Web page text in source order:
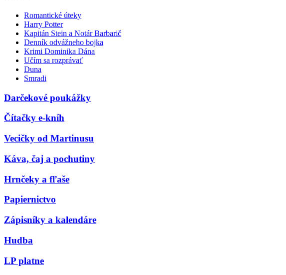
Romantické úteky
Harry Potter
Kapitán Stein a Notár Barbarič
Denník odvážneho bojka
Krimi Dominika Dána
Učím sa rozprávať
Duna
Smradi
Darčekové poukážky
Čítačky e-kníh
Vecičky od Martinusu
Káva, čaj a pochutiny
Hrnčeky a fľaše
Papiernictvo
Zápisníky a kalendáre
Hudba
LP platne